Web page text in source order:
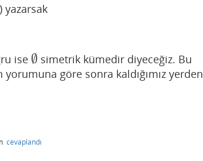
yazarsak
ise ∅
∅ simetrik kümedir diyeceğiz. Bu
göre sonra kaldığımız yerden
cevaplandı